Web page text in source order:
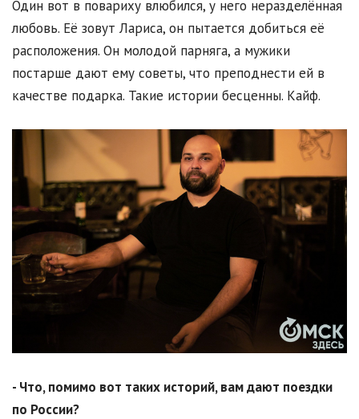
Один вот в повариху влюбился, у него неразделённая
любовь. Её зовут Лариса, он пытается добиться её
расположения. Он молодой парняга, а мужики
постарше дают ему советы, что преподнести ей в
качестве подарка. Такие истории бесценны. Кайф.
- Что, помимо вот таких историй, вам дают поездки
по России?